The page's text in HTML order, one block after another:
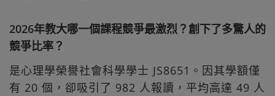
2026年教大哪一個課程競爭最激烈？創下了多驚人的
競爭比率？
是心理學榮譽社會科學學士 JS8651。因其學額僅
有 20 個，卻吸引了 982 人報讀，平均高達 49 人